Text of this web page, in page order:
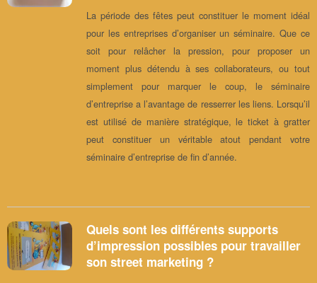
La période des fêtes peut constituer le moment idéal
pour les entreprises d’organiser un séminaire. Que ce
soit pour relâcher la pression, pour proposer un
moment plus détendu à ses collaborateurs, ou tout
simplement pour marquer le coup, le séminaire
d’entreprise a l’avantage de resserrer les liens. Lorsqu’il
est utilisé de manière stratégique, le ticket à gratter
peut constituer un véritable atout pendant votre
séminaire d’entreprise de fin d’année.
Quels sont les différents supports
d’impression possibles pour travailler
son street marketing ?